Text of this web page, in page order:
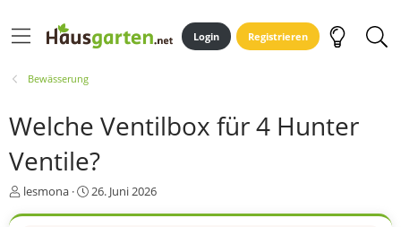
Login Registrieren
Bewässerung
Welche Ventilbox für 4 Hunter
Ventile?
E
lesmona
E
26. Juni 2026